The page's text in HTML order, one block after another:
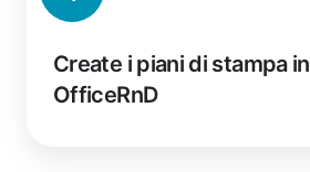
Create i piani di stampa in
OfficeRnD